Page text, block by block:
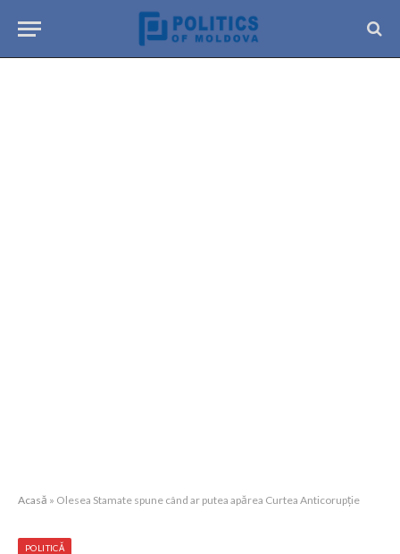
Acasă » Olesea Stamate spune când ar putea apărea Curtea Anticorupție
POLITICĂ